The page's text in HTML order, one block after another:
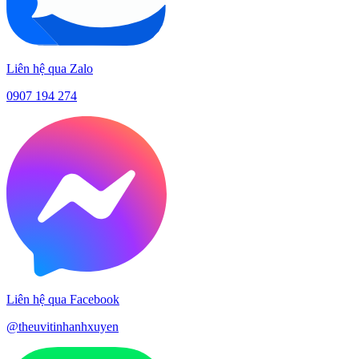
Liên hệ qua Zalo
0907 194 274
Liên hệ qua Facebook
@theuvitinhanhxuyen